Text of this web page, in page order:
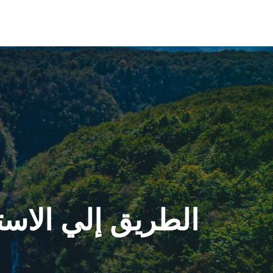
الطريق إلي